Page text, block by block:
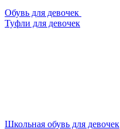
Обувь для девочек
Туфли для девочек
Школьная обувь для девочек